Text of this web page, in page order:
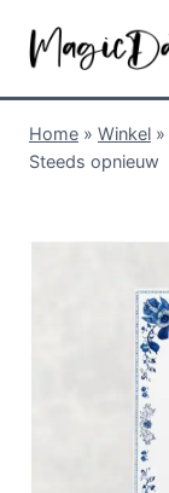
Home » Winkel »
Steeds opnieuw